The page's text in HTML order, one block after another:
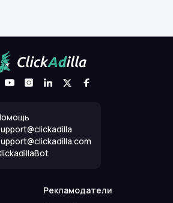
Рекламодатели
Помощь
Support@clickadilla
support@clickadilla.com
ClickadillaBot